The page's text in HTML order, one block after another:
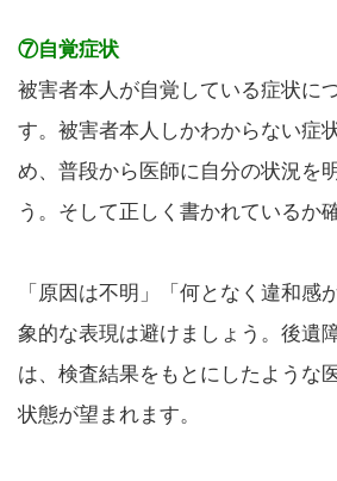
⑦自覚症状
被害者本人が自覚している症状に
す。被害者本人しかわからない症
め、普段から医師に自分の状況を
う。そして正しく書かれているか
「原因は不明」「何となく違和感
象的な表現は避けましょう。後遺
は、検査結果をもとにしたような
状態が望まれます。